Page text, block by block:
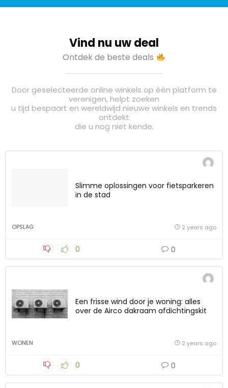
Vind nu uw deal
Ontdek de beste deals
Door geselecteerde online winkels op één platform te
verenigen, helpt zoeken
u tijd bespaart en wereldwijd nieuwe winkels en trends
ontdekt
die u nog niet kende.
Slimme oplossingen voor fietsparkeren
in de stad
OPSLAG 2 years ago
0 0
Een frisse wind door je woning: alles
over de Airco dakraam afdichtingskit
WONEN 2 years ago
0 0